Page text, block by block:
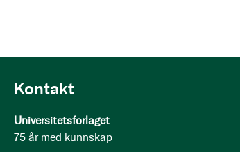
Kontakt
Universitetsforlaget
75 år med kunnskap